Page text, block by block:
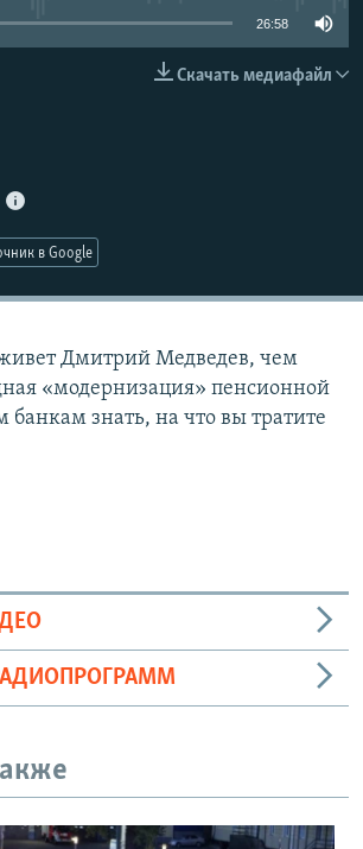
26:58
Скачать медиафайл
в Google
Дмитрий Медведев, чем
«модернизация» пенсионной
банкам знать, на что вы тратите